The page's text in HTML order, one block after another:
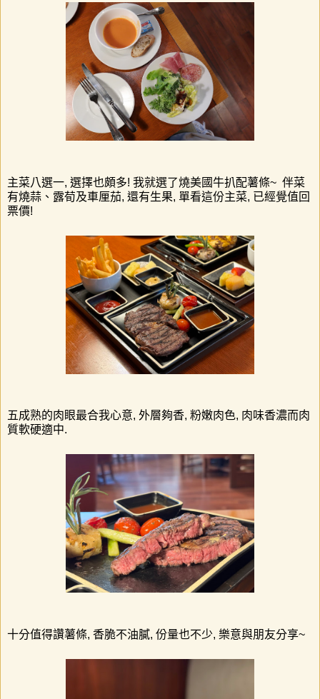
主菜八選一, 選擇也頗多! 我就選了燒美國牛扒配薯條~ 伴菜
有燒蒜、露荀及車厘茄, 還有生果, 單看這份主菜, 已經覺值回
票價!
五成熟的肉眼最合我心意, 外層夠香, 粉嫩肉色, 肉味香濃而肉
質軟硬適中.
十分值得讚薯條, 香脆不油膩, 份量也不少, 樂意與朋友分享~